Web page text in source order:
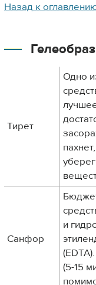
Назад к
Тирет
Одно
Санфор
и
(5-15